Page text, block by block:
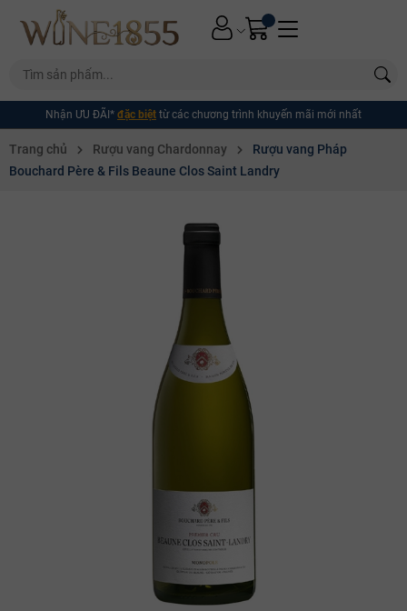
Nhận ƯU ĐÃI* đặc biệt từ các chương trình khuyến mãi mới nhất
Trang chủ Rượu vang Chardonnay
Rượu vang Pháp
Bouchard Père & Fils Beaune Clos Saint Landry